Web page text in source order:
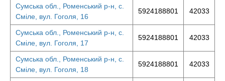
Сумська обл., Роменський р-н, с.
Сміле, вул. Гоголя, 16
5924188801 42033
Сумська обл., Роменський р-н, с.
Сміле, вул. Гоголя, 17
5924188801 42033
Сумська обл., Роменський р-н, с.
Сміле, вул. Гоголя, 18
5924188801 42033